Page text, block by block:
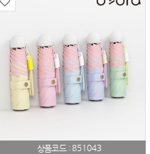
상품코드 :851043